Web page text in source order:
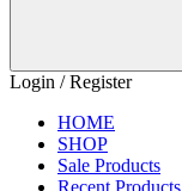
Login / Register
HOME
SHOP
Sale Products
Recent Products